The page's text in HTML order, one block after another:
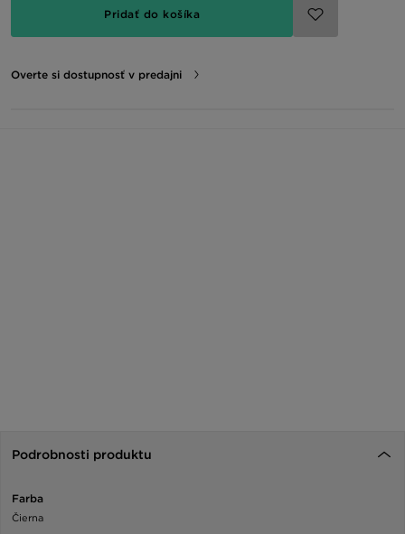
Pridať do košíka
Overte si dostupnosť v predajni
Podrobnosti produktu
Farba
Čierna